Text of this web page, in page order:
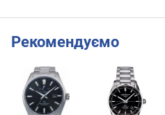
Рекомендуємо